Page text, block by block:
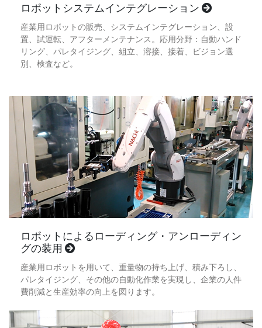
ロボットシステムインテグレーション
産業用ロボットの販売、システムインテグレーション、設
置、試運転、アフターメンテナンス。応用分野：自動ハンド
リング、パレタイジング、組立、溶接、接着、ビジョン選
別、検査など。
ロボットによるローディング・アンローディン
グの装用
産業用ロボットを用いて、重量物の持ち上げ、積み下ろし、
パレタイジング、その他の自動化作業を実現し、企業の人件
費削減と生産効率の向上を図ります。